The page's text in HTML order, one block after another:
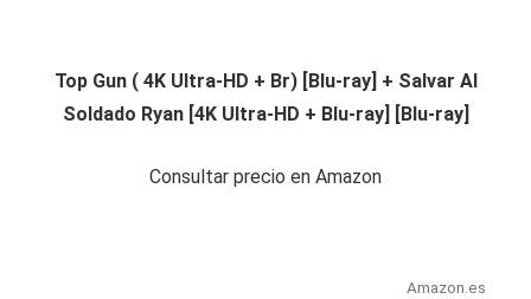
Top Gun ( 4K Ultra-HD + Br) [Blu-ray] + Salvar Al
Soldado Ryan [4K Ultra-HD + Blu-ray] [Blu-ray]
Consultar precio en Amazon
Amazon.es